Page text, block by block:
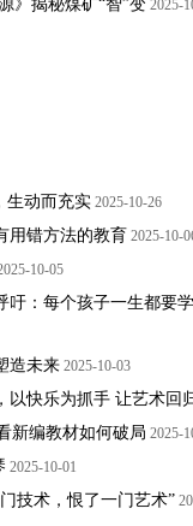
》揭秘煤矿“智”变 2025-
生动而充实 2025-10-26
用错方法的教育 2025-10-
10-05
吁：每个孩子一生都要
造未来 2025-10-03
以快乐为抓手 让艺术回
新编教材如何破局 2025-
2025-10-01
技术，恨了一门艺术”